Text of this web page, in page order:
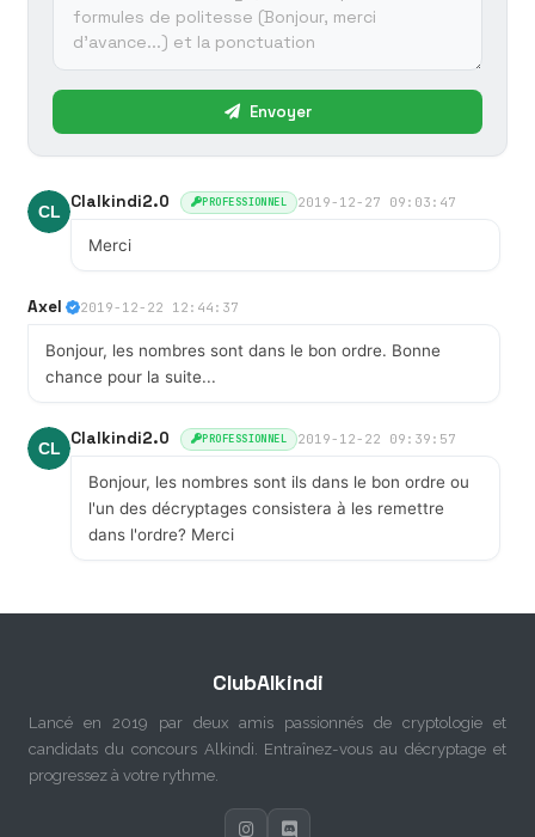
Envoyer
Clalkindi2.0 PROFESSIONNEL 2019-12-27 09:03:47
Merci
Axel 2019-12-22 12:44:37
Bonjour, les nombres sont dans le bon ordre. Bonne
chance pour la suite...
Clalkindi2.0 PROFESSIONNEL 2019-12-22 09:39:57
Bonjour, les nombres sont ils dans le bon ordre ou
l'un des décryptages consistera à les remettre
dans l'ordre? Merci
ClubAlkindi
Lancé en 2019 par deux amis passionnés de cryptologie et
candidats du concours Alkindi. Entraînez-vous au décryptage et
progressez à votre rythme.